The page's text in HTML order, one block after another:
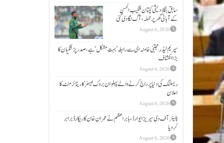
سابق بنگلادیشی کپتان شکیب الحسن
کےآبائی گھر پر حملہ، آگ لگا دی گئی
August 6, 2026
سپریم لیڈر مجتبیٰ خامنہ ای سے رابطہ ’بہت مشکل‘ ہے،صدر پزشکیان کا
بڑا انکشاف
August 6, 2026
ریسلنگ کی دنیا پر راج کرنے والے پہلوان بروک لیسنر کا ریٹائرمنٹ کا
اعلان
August 6, 2026
پلیئر آف دی سیریز ایوارڈ،بابر اعظم نے عمران خان کا ریکارڈ برابر
کردیا
August 6, 2026